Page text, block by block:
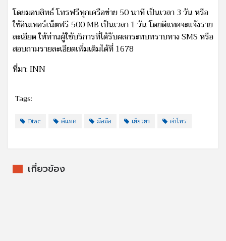
โดยมอบสิทธ์ โทรฟรีทุกเครือข่าย 50 นาที เป็นเวลา 3 วัน หรือ
ใช้อินเทอร์เน็ตฟรี 500 MB เป็นเวลา 1 วัน โดยดีแทคจะแจ้งราย
ละเอียด ให้ท่านผู้ใช้บริการที่ได้รับผลกระทบทราบทาง SMS หรือ
สอบถามรายละเอียดเพิ่มเติมได้ที่ 1678
ที่มา: INN
Tags:
Dtac ดีแทค มือถือ เยียวยา ค่าโทร
เกี่ยวข้อง